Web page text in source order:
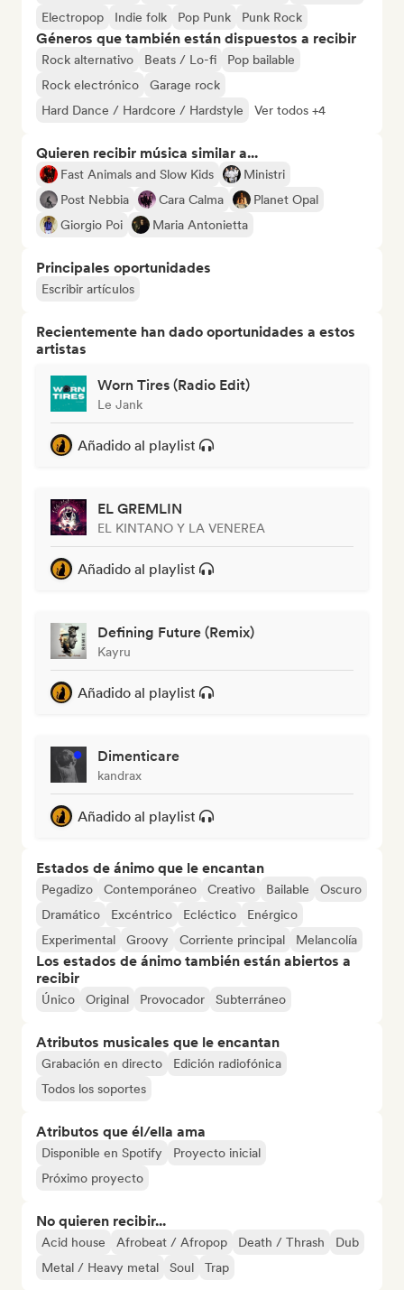
Electropop
Indie folk Pop Punk Punk Rock
Géneros que también están dispuestos a recibir
Rock alternativo Beats / Lo-fi
Pop bailable
Rock electrónico
Garage rock
Hard Dance / Hardcore / Hardstyle
Ver todos +4
Quieren recibir música similar a...
Fast Animals and Slow Kids
Ministri
Post Nebbia
Cara Calma
Planet Opal
Giorgio Poi
Maria Antonietta
Principales oportunidades
Escribir artículos
Recientemente han dado oportunidades a estos
artistas
Worn Tires (Radio Edit)
Le Jank
Añadido al playlist
EL GREMLIN
EL KINTANO Y LA VENEREA
Añadido al playlist
Defining Future (Remix)
Kayru
Añadido al playlist
Dimenticare
kandrax
Añadido al playlist
Estados de ánimo que le encantan
Pegadizo Contemporáneo Creativo Bailable
Oscuro
Dramático
Excéntrico Ecléctico
Enérgico
Experimental
Groovy Corriente principal Melancolía
Los estados de ánimo también están abiertos a
recibir
Único Original Provocador Subterráneo
Atributos musicales que le encantan
Grabación en directo
Edición radiofónica
Todos los soportes
Atributos que él/ella ama
Disponible en Spotify
Proyecto inicial
Próximo proyecto
No quieren recibir...
Acid house Afrobeat / Afropop Death / Thrash
Dub
Metal / Heavy metal
Soul Trap